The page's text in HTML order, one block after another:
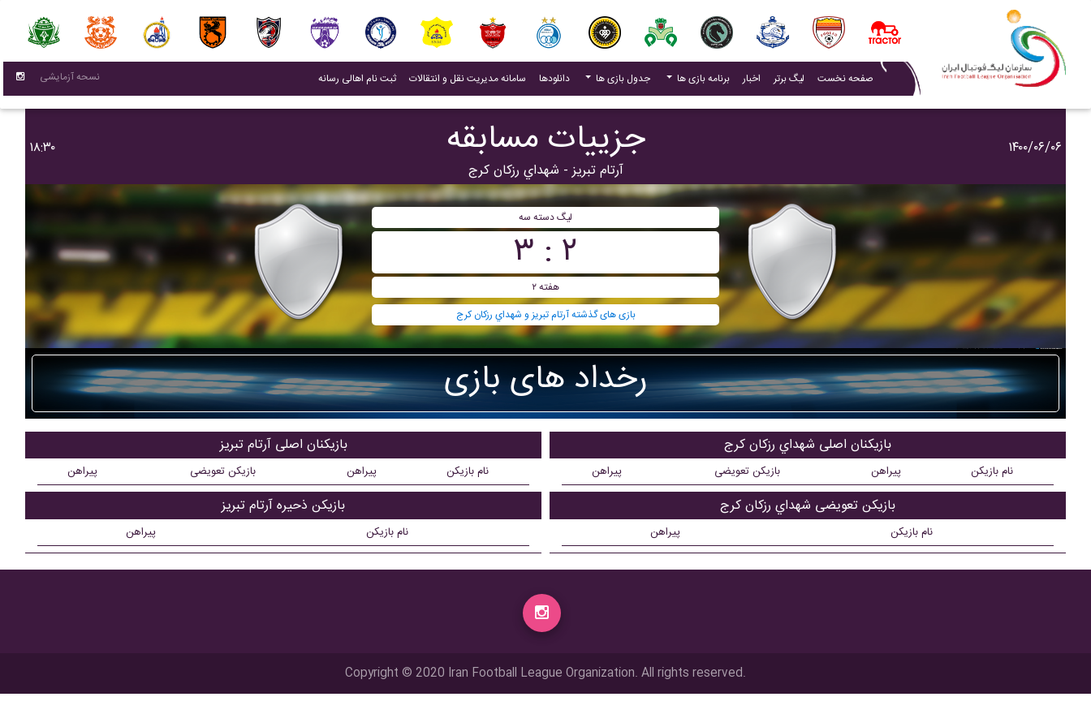
صفحه نخست لیگ برتر اخبار(current) برنامه بازی ها جدول بازی ها دانلودها سامانه مدیریت نقل و انتقالات
(current) ثبت نام اهالی رسانه
(current) نسحه آزمایشی
۱۴۰۰/۰۶/۰۶ جزییات مسابقه
آرتام تبریز - شهداي رزکان کرج
۱۸:۳۰
ليگ دسته سه
۲ : ۳
هفته ۲
بازی های گذشته آرتام تبریز و شهداي رزکان کرج
رخداد های بازی
بازیکنان اصلی شهداي رزکان کرج
نام بازیکن پیراهن بازیکن تعویضی پیراهن
بازیکن تعویضی شهداي رزکان کرج
نام بازیکن پیراهن
بازیکنان اصلی آرتام تبریز
نام بازیکن پیراهن بازیکن تعویضی پیراهن
بازیکن ذحیره آرتام تبریز
نام بازیکن پیراهن
Copyright © 2020 Iran Football League Organization. All rights reserved.